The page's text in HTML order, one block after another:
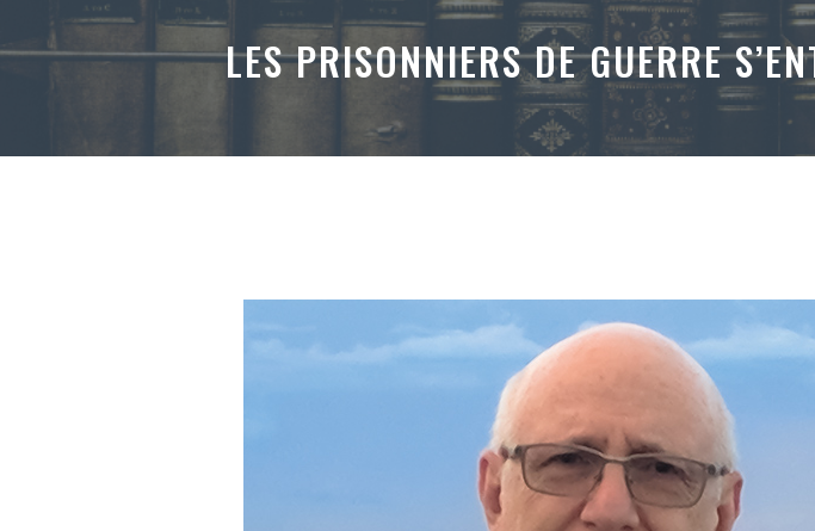
LES PRISONNIERS DE GUERRE